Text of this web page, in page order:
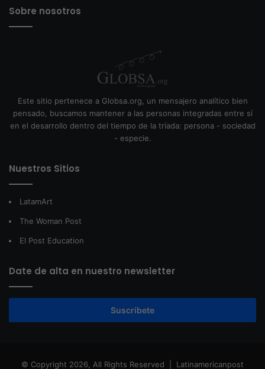
Sobre nosotros
Este sitio pertenece a Globsa.org, un mensajero analítico bien
pensado, buscamos mantener a las personas integradas entre sí
en el desarrollo dentro del tiempo de la tríada: persona - sociedad
- especie.
Nuestros Sitios
LatamArt
The Woman Post
El Post Education
Date de alta en nuestro newsletter
Suscríbete
© Copyright 2026, All Rights Reserved | Latinamericanpost